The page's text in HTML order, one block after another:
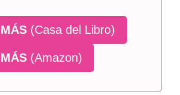
(Casa del Libro)
(Amazon)